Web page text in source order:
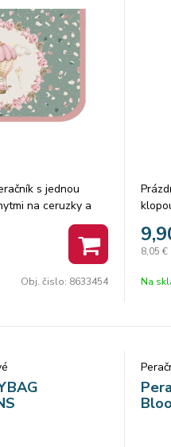
s jednou
na ceruzky a
zips vhodným na
s priehľadnou
Výška 20,0 cm
Obj. čislo: 8633454
Hĺbka
8,05 €
Na